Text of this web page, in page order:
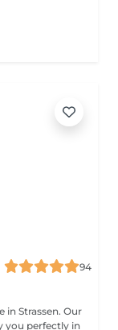
94
Our
you perfectly in